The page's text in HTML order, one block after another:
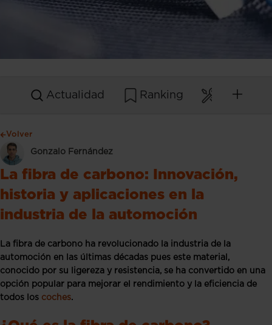
Actualidad Ranking
Volver
Gonzalo Fernández
La fibra de carbono: Innovación,
historia y aplicaciones en la
industria de la automoción
La fibra de carbono ha revolucionado la industria de la
automoción en las últimas décadas pues este material,
conocido por su ligereza y resistencia, se ha convertido en una
opción popular para mejorar el rendimiento y la eficiencia de
todos los coches.